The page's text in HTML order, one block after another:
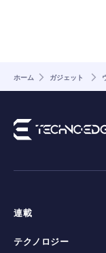
ホーム ガジェット
連載
テクノロジー